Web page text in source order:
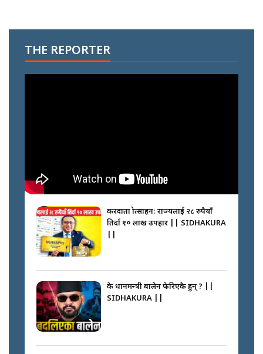
THE REPORTER
करदाता प्रोत्साहन: राज्यलाई २८ रुपैयाँ
तिर्दा १० लाख उपहार || SIDHAKURA
के प्रधानमन्त्री बालेन फेरिएकै हुन् ? ||
SIDHAKURA ||